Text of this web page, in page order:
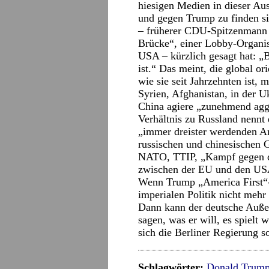
hiesigen Medien in dieser
und gegen Trump zu finden
– früherer CDU-
Brücke“, einer Lobby-
USA – kürzlich gesagt hat:
ist.“ Das meint, die global
wie sie seit Jahrzehnten ist,
Syrien, Afghanistan, in der
China agiere „zunehmend
Verhältnis zu Russland
„immer dreister werdenden
russischen und chinesischen
NATO, TTIP, „Kampf gegen
zwischen der EU und den
Wenn Trump „America
imperialen Politik nicht
Dann kann der deutsche
sagen, was er will, es spielt
sich die Berliner Regierung